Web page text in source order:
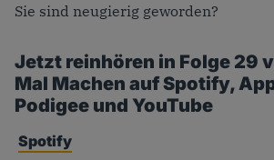
Sie sind neugierig geworden?
Jetzt reinhören in Folge 29
Mal Machen auf Spotify,
Podigee und YouTube
Spotify